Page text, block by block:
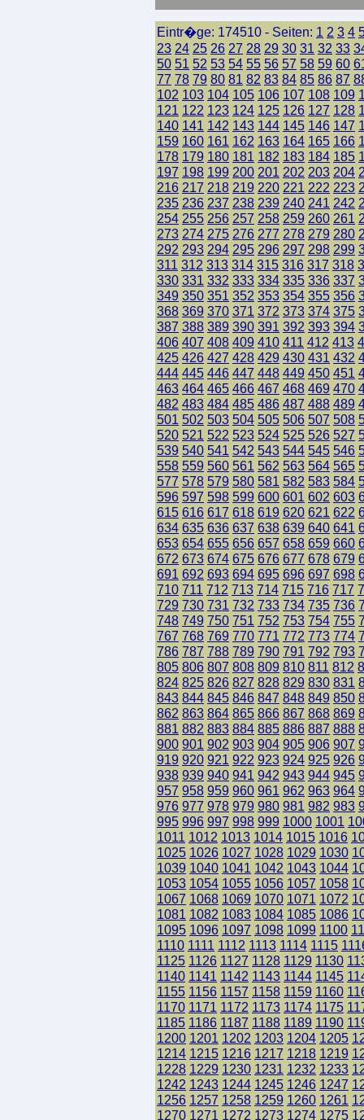
Eintr�ge: 174510 - Seiten: 1 2 3 4
23 24 25 26 27 28 29 30 31 32 33
50 51 52 53 54 55 56 57 58 59 60
77 78 79 80 81 82 83 84 85 86 87
102 103 104 105 106 107 108 109
121 122 123 124 125 126 127 128
140 141 142 143 144 145 146 147
159 160 161 162 163 164 165 166
178 179 180 181 182 183 184 185
197 198 199 200 201 202 203 204
216 217 218 219 220 221 222 223
235 236 237 238 239 240 241 242
254 255 256 257 258 259 260 261
273 274 275 276 277 278 279 280
292 293 294 295 296 297 298 299
311 312 313 314 315 316 317 318
330 331 332 333 334 335 336 337
349 350 351 352 353 354 355 356
368 369 370 371 372 373 374 375
387 388 389 390 391 392 393 394
406 407 408 409 410 411 412 413
425 426 427 428 429 430 431 432
444 445 446 447 448 449 450 451
463 464 465 466 467 468 469 470
482 483 484 485 486 487 488 489
501 502 503 504 505 506 507 508
520 521 522 523 524 525 526 527
539 540 541 542 543 544 545 546
558 559 560 561 562 563 564 565
577 578 579 580 581 582 583 584
596 597 598 599 600 601 602 603
615 616 617 618 619 620 621 622
634 635 636 637 638 639 640 641
653 654 655 656 657 658 659 660
672 673 674 675 676 677 678 679
691 692 693 694 695 696 697 698
710 711 712 713 714 715 716 717
729 730 731 732 733 734 735 736
748 749 750 751 752 753 754 755
767 768 769 770 771 772 773 774
786 787 788 789 790 791 792 793
805 806 807 808 809 810 811 812
824 825 826 827 828 829 830 831
843 844 845 846 847 848 849 850
862 863 864 865 866 867 868 869
881 882 883 884 885 886 887 888
900 901 902 903 904 905 906 907
919 920 921 922 923 924 925 926
938 939 940 941 942 943 944 945
957 958 959 960 961 962 963 964
976 977 978 979 980 981 982 983
995 996 997 998 999 1000 1001
1011 1012 1013 1014 1015 1016
1025 1026 1027 1028 1029 1030
1039 1040 1041 1042 1043 1044
1053 1054 1055 1056 1057 1058
1067 1068 1069 1070 1071 1072
1081 1082 1083 1084 1085 1086
1095 1096 1097 1098 1099 1100
1110 1111 1112 1113 1114 1115
1125 1126 1127 1128 1129 1130
1140 1141 1142 1143 1144 1145
1155 1156 1157 1158 1159 1160
1170 1171 1172 1173 1174 1175
1185 1186 1187 1188 1189 1190
1200 1201 1202 1203 1204 1205
1214 1215 1216 1217 1218 1219
1228 1229 1230 1231 1232 1233
1242 1243 1244 1245 1246 1247
1256 1257 1258 1259 1260 1261
1270 1271 1272 1273 1274 1275